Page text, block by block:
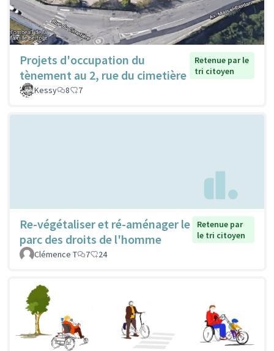
Projets d'occupation du
tènement au 2, rue du cimetière
Retenue par le
tri citoyen
Kessy
8 7
Re-végétaliser et ré-aménager le
parc des droits de l'homme
Retenue par
le tri citoyen
Clémence T
7 24